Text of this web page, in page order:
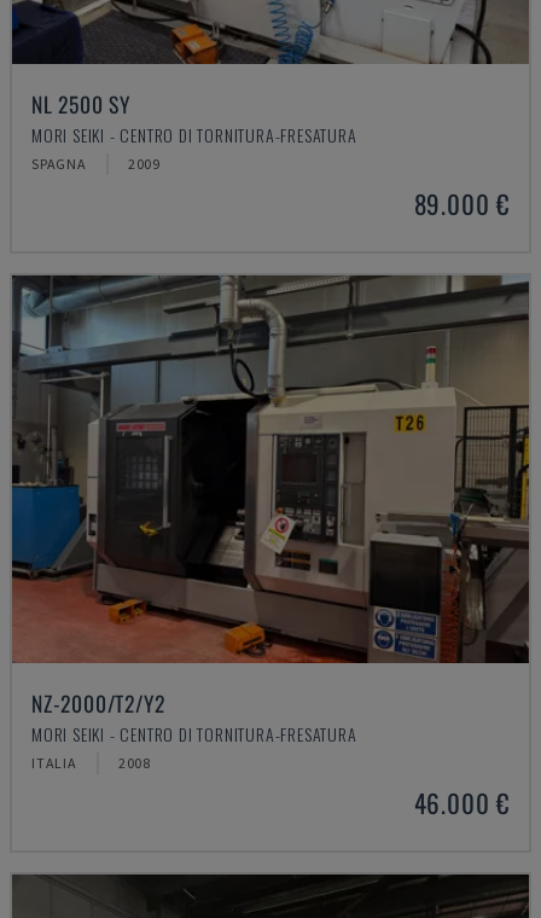
NL 2500 SY
MORI SEIKI - CENTRO DI TORNITURA-FRESATURA
SPAGNA 2009
89.000 €
NZ-2000/T2/Y2
MORI SEIKI - CENTRO DI TORNITURA-FRESATURA
ITALIA 2008
46.000 €